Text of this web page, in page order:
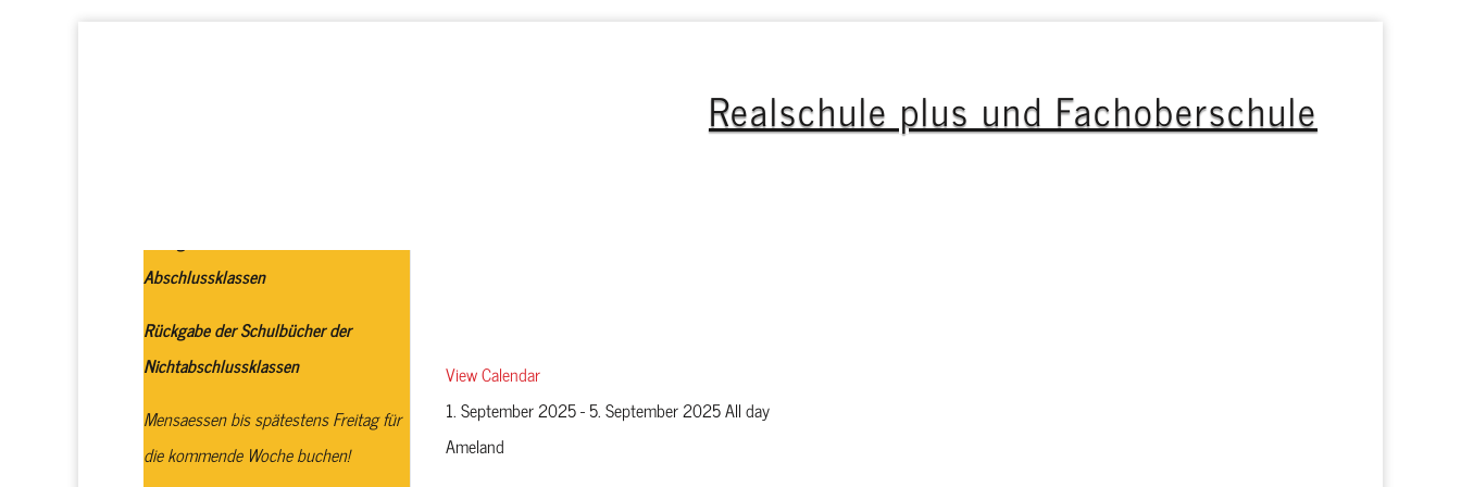
Realschule plus und Fachoberschule
Abschlussklassen
Rückgabe der Schulbücher der
Nichtabschlussklassen
Mensaessen bis spätestens Freitag für
die kommende Woche buchen!
View Calendar
1. September 2025 - 5. September 2025 All day
Ameland